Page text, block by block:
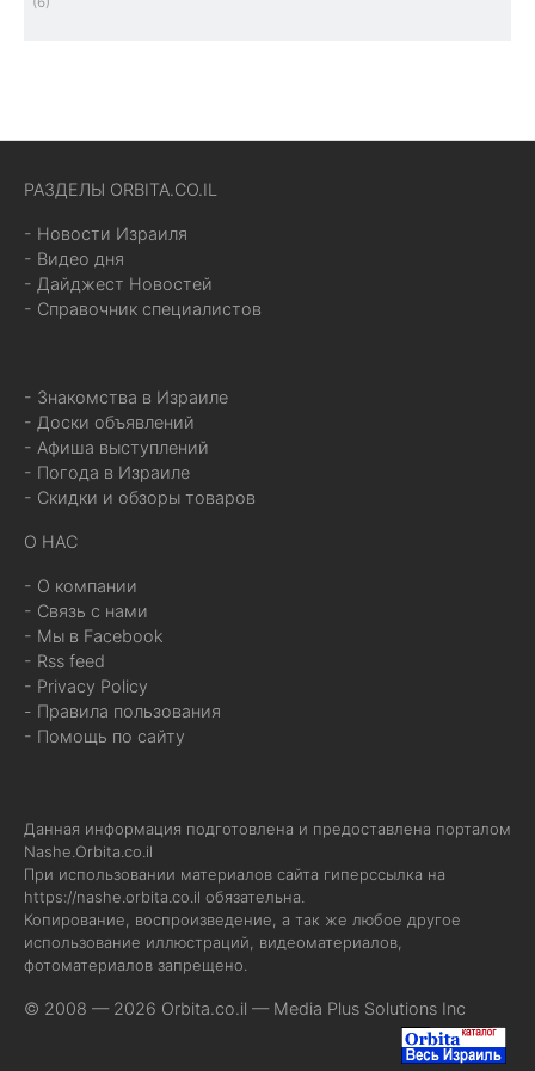
РАЗДЕЛЫ ORBITA.CO.IL
- Новости Израиля
- Видео дня
- Дайджест Новостей
- Справочник специалистов
- Знакомства в Израиле
- Доски объявлений
- Афиша выступлений
- Погода в Израиле
- Скидки и обзоры товаров
О НАС
- О компании
- Связь с нами
- Мы в Facebook
- Rss feed
- Privacy Policy
- Правила пользования
- Помощь по сайту
Данная информация подготовлена и предоставлена порталом
Nashe.Orbita.co.il
При использовании материалов сайта гиперссылка на
https://nashe.orbita.co.il обязательна.
Копирование, воспроизведение, а так же любое другое
использование иллюстраций, видеоматериалов,
фотоматериалов запрещено.
© 2008 — 2026 Orbita.co.il — Media Plus Solutions Inc